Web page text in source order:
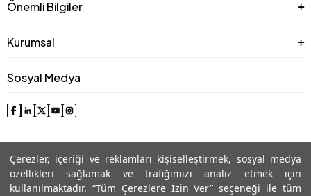
Çerezler, içeriği ve reklamları kişiselleştirmek, sosyal medya
özellikleri sağlamak ve trafiğimizi analiz etmek için
kullanılmaktadır. “Tüm Çerezlere İzin Ver” seçeneği ile tüm
Önemli Bilgiler
Kurumsal
Sosyal Medya